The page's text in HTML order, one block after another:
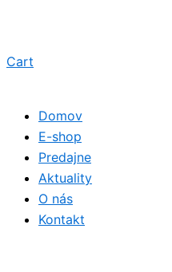
Cart
Domov
E-shop
Predajne
Aktuality
O nás
Kontakt